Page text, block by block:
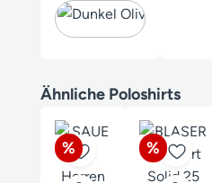
Produktgalerie überspringen
Ähnliche Poloshirts
Rabatt
% Rabatt
%